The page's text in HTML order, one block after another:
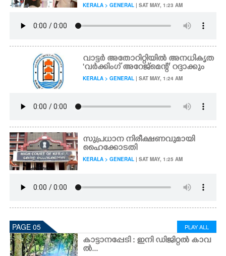
KERALA > GENERAL | SAT MAY, 1:23 AM
വാട്ടർ അതോറിറ്റിയിൽ അനധികൃത
'വർക്കിംഗ് അറേജ്മെന്റ്' റദ്ദാക്കും
KERALA > GENERAL | SAT MAY, 1:24 AM
സുപ്രധാന നിരീക്ഷണവുമായി
ഹൈക്കോടതി
KERALA > GENERAL | SAT MAY, 1:25 AM
PAGE 05 PLAY ALL
കാട്ടാനപ്പേടി : ഇനി ഡിജിറ്റൽ കാവ
ൽ...